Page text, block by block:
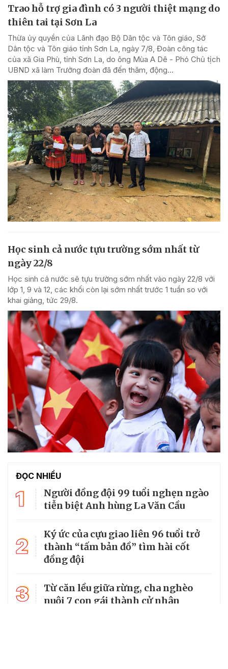
Trao hỗ trợ gia đình có 3 người thiệt mạng do
thiên tai tại Sơn La
Thừa ủy quyền của Lãnh đạo Bộ Dân tộc và Tôn giáo, Sở
Dân tộc và Tôn giáo tỉnh Sơn La, ngày 7/8, Đoàn công tác
của xã Gia Phù, tỉnh Sơn La, do ông Mùa A Dê - Phó Chủ tịch
UBND xã làm Trưởng đoàn đã đến thăm, động...
Học sinh cả nước tựu trường sớm nhất từ
ngày 22/8
Học sinh cả nước sẽ tựu trường sớm nhất vào ngày 22/8 với
lớp 1, 9 và 12, các khối còn lại sớm nhất trước 1 tuần so với
khai giảng, tức 29/8.
ĐỌC NHIỀU
1
Người đồng đội 99 tuổi nghẹn ngào
tiễn biệt Anh hùng La Văn Cầu
2
Ký ức của cựu giao liên 96 tuổi trở
thành “tấm bản đồ” tìm hài cốt
đồng đội
3
Từ căn lều giữa rừng, cha nghèo
nuôi 7 con gái thành cử nhân